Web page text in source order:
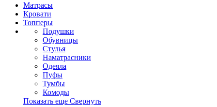
Матрасы
Кровати
Топперы
Подушки
Обувницы
Стулья
Наматрасники
Одеяла
Пуфы
Тумбы
Комоды
Показать еще Свернуть